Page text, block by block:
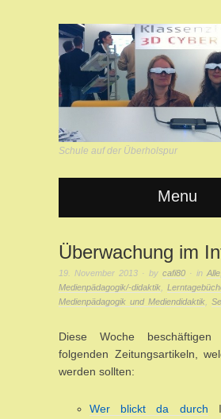
Schule auf der Überholspur
Menu
Überwachung im
19. November 2013 · by cafi80 · in Alle
Medienpädagogik/-didaktik,
Medienpädagogik und Mediendidaktik,
Diese Woche
folgenden Zeitungsartikeln,
werden sollten:
Wer blickt da durch